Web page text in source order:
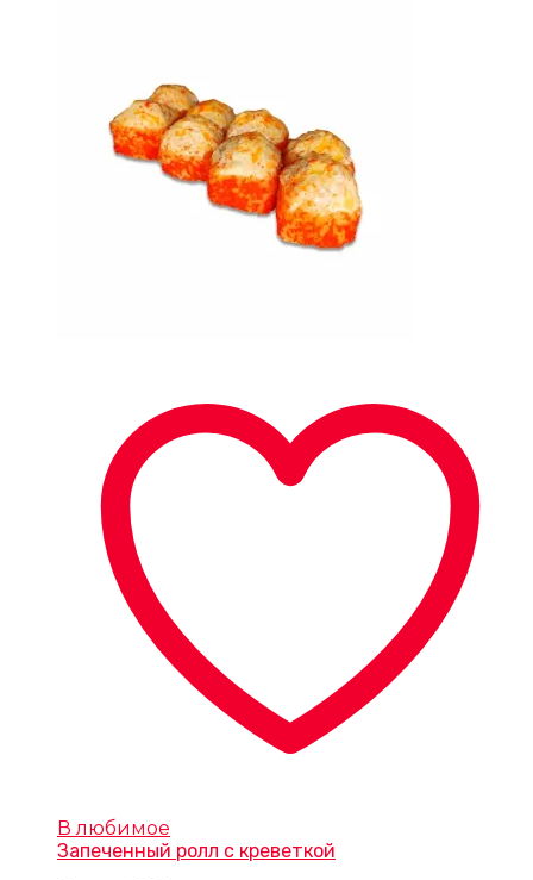
В любимое
Запеченный ролл с креветкой